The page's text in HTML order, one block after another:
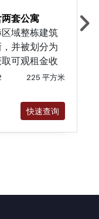
套公寓
域整栋建筑
并被划分为
可观租金收
225 平方米
快速查询